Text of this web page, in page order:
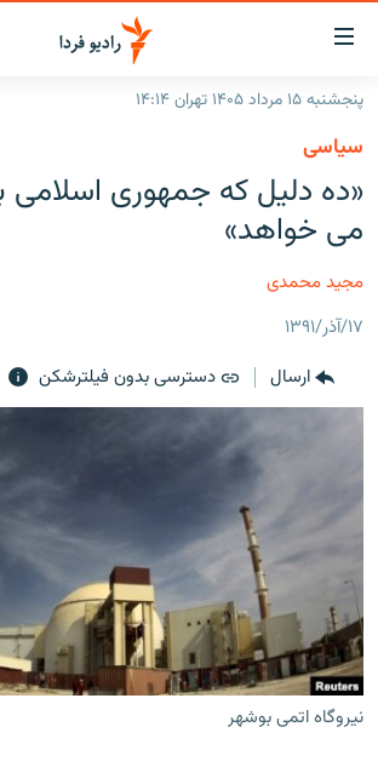
لینک‌های
قابلیت
دسترسی
بازگشت
منوی
اصلی
به
صفحه
فرکانس‌ها
چندرسانه‌ای
گزارش‌های تصویری
گزارش‌های ویدئویی
زنان فردا
به ما بپیوندید
زبان‌های دیگر
پنجشنبه ۱۵ مرداد ۱۴۰۵ تهران ۱۴:۱۴
سیاسی
«ده دليل که جمهوری
می خواهد»
مجید محمدی
۱۷/آذر/۱۳۹۱
ارسال
دسترسی بدون فیلترشکن
نیروگاه اتمی بوشهر